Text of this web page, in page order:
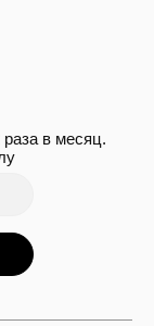
в месяц.